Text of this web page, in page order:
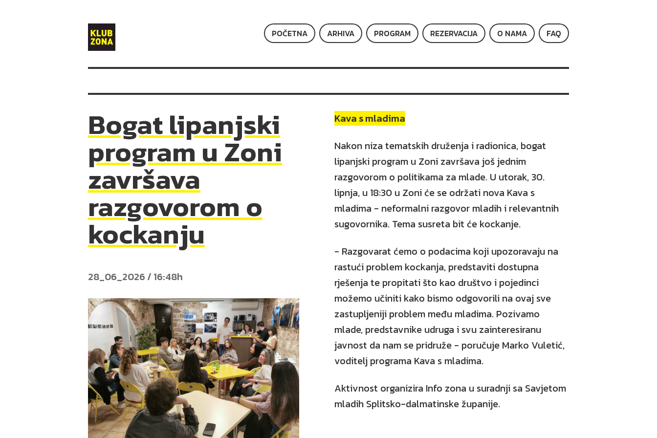
Klub
Zona
FAQ
O NAMA
REZERVACIJA
PROGRAM
ARHIVA
POČETNA
Bogat lipanjski
program u Zoni
završava
razgovorom o
kockanju
28_06_2026 / 16:48h
Kava s mladima
Nakon niza tematskih druženja i radionica, bogat
lipanjski program u Zoni završava još jednim
razgovorom o politikama za mlade. U utorak, 30.
lipnja, u 18:30 u Zoni će se održati nova Kava s
mladima - neformalni razgovor mladih i relevantnih
sugovornika. Tema susreta bit će kockanje.
- Razgovarat ćemo o podacima koji upozoravaju na
rastući problem kockanja, predstaviti dostupna
rješenja te propitati što kao društvo i pojedinci
možemo učiniti kako bismo odgovorili na ovaj sve
zastupljeniji problem među mladima. Pozivamo
mlade, predstavnike udruga i svu zainteresiranu
javnost da nam se pridruže - poručuje Marko Vuletić,
voditelj programa Kava s mladima.
Aktivnost organizira Info zona u suradnji sa Savjetom
mladih Splitsko-dalmatinske županije.